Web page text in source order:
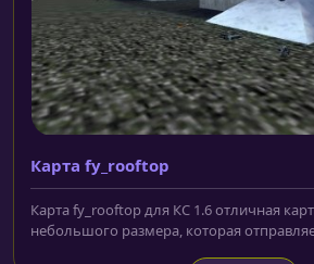
Карта fy_rooftop
Карта fy_rooftop для КС 1.6 отличная
небольшого размера, которая